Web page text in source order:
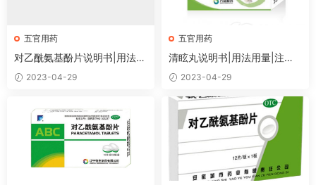
五官用药
对乙酰氨基酚片说明书|用法用
量|注意事项
2023-04-29
五官用药
清眩丸说明书|用法用量|注意
事项2023-04-29